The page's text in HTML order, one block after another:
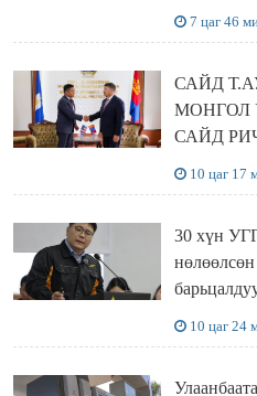
7 цаг 46
САЙД
МОНГОЛ
САЙД
ХҮЛЭЭН
10 цаг 17
30 хүн
захирал
болжээ
10 цаг 24